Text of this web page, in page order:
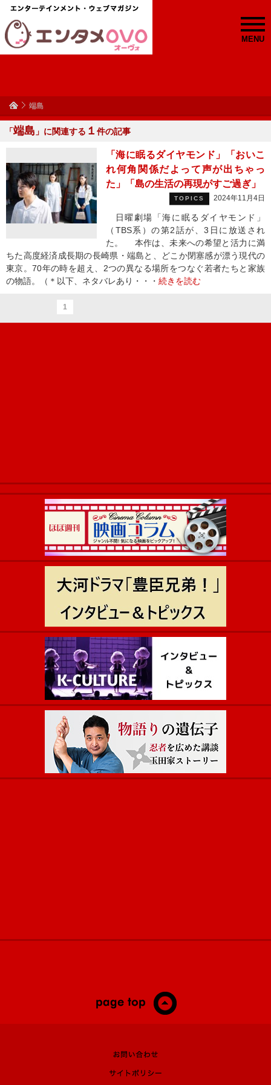
MENU
端島
「端島 」に関連する １ 件の記事
「海に眠るダイヤモンド」「おいこ
れ何角関係だよって声が出ちゃっ
た」「島の生活の再現がすご過ぎ」
TOPICS 2024年11月4日
日曜劇場「海に眠るダイヤモンド」
（TBS系）の第2話が、3日に放送され
た。 本作は、未来への希望と活力に満
ちた高度経済成長期の長崎県・端島と、どこか閉塞感が漂う現代の
東京。70年の時を超え、2つの異なる場所をつなぐ若者たちと家族
の物語。（＊以下、ネタバレあり・・・ 続きを読む
1